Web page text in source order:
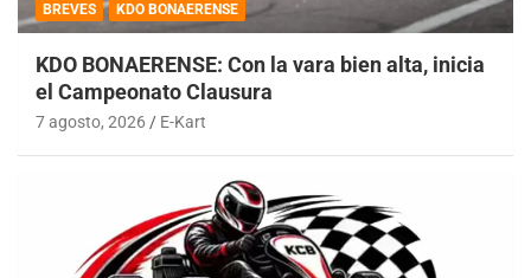
BREVES KDO BONAERENSE
KDO BONAERENSE: Con la vara bien alta, inicia
el Campeonato Clausura
7 agosto, 2026 E-Kart